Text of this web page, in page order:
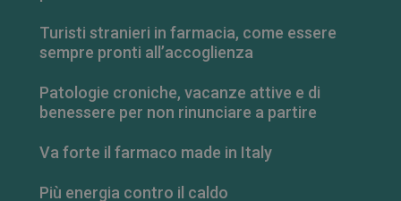
Turisti stranieri in farmacia, come essere
sempre pronti all’accoglienza
Patologie croniche, vacanze attive e di
benessere per non rinunciare a partire
Va forte il farmaco made in Italy
Più energia contro il caldo